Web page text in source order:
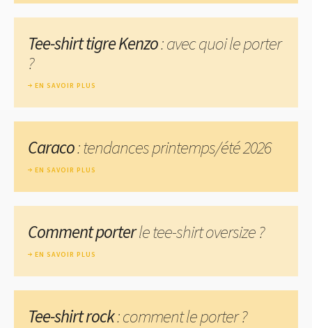
Tee-shirt tigre Kenzo: avec quoi le porter
?
EN SAVOIR PLUS
Caraco: tendances printemps/été 2026
EN SAVOIR PLUS
Comment porterle tee-shirt oversize ?
EN SAVOIR PLUS
Tee-shirt rock: comment le porter ?